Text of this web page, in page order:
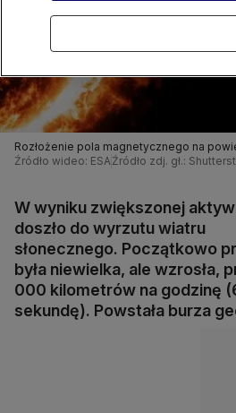
Rozłożenie pola magnetycznego na
Źródło wideo: ESAŹródło zdj. gł.:
W wyniku zwiększonej
doszło do wyrzutu wiatru
słonecznego. Początkowo
była niewielka, ale wzrosła,
000 kilometrów na godzinę
sekundę). Powstała burza